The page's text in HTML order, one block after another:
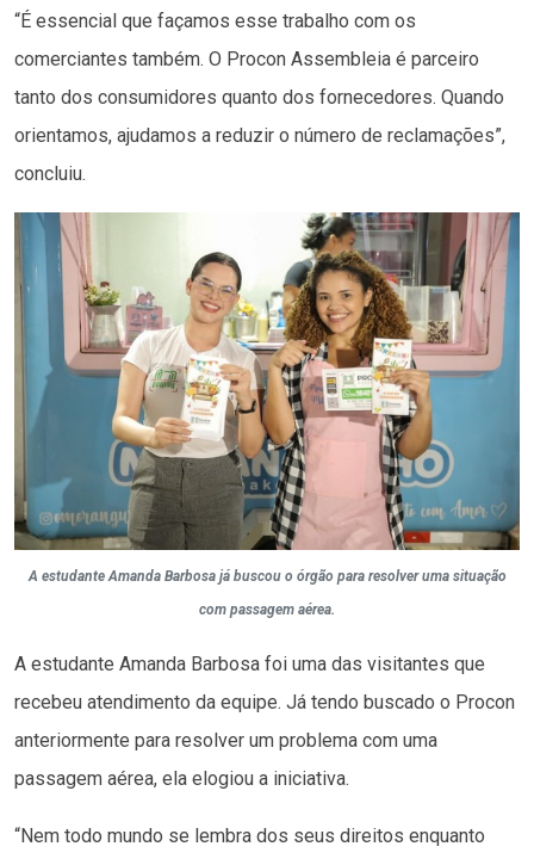
“É essencial que façamos esse trabalho com os
comerciantes também. O Procon Assembleia é parceiro
tanto dos consumidores quanto dos fornecedores. Quando
orientamos, ajudamos a reduzir o número de reclamações”,
concluiu.
A estudante Amanda Barbosa já buscou o órgão para resolver uma situação
com passagem aérea.
A estudante Amanda Barbosa foi uma das visitantes que
recebeu atendimento da equipe. Já tendo buscado o Procon
anteriormente para resolver um problema com uma
passagem aérea, ela elogiou a iniciativa.
“Nem todo mundo se lembra dos seus direitos enquanto